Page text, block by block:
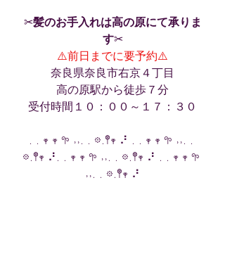
✂︎髪のお手入れは高の原にて承りま
す✂︎
⚠️前日までに要予約⚠️
奈良県奈良市右京４丁目
高の原駅から徒歩７分
受付時間１０：００～１７：３０
. . 𖥧 𖥧 𖧧 ˒˒. . 𖡼.𖤣𖥧 ⠜ . . 𖥧 𖥧 𖧧 ˒˒. .
𖡼.𖤣𖥧 ⠜. . 𖥧 𖥧 𖧧 ˒˒. . 𖡼.𖤣𖥧 ⠜ . . 𖥧 𖥧 𖧧
˒˒. . 𖡼.𖤣𖥧 ⠜